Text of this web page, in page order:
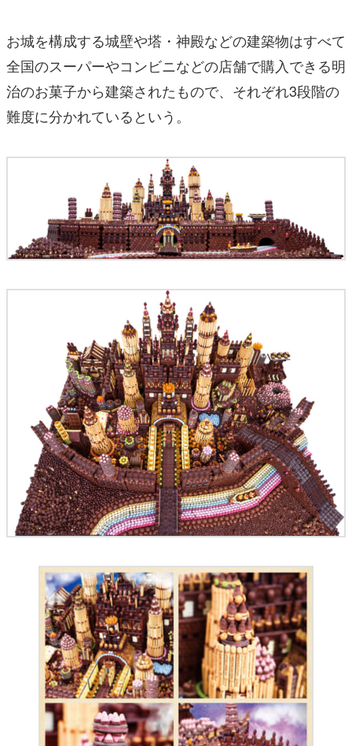
お城を構成する城壁や塔・神殿などの建築物はすべて
全国のスーパーやコンビニなどの店舗で購入できる明
治のお菓子から建築されたもので、それぞれ3段階の
難度に分かれているという。